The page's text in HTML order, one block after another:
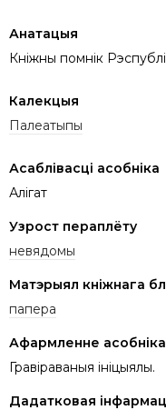
Анатацыя
Кніжны помнік
Калекцыя
Палеатыпы
Асаблівасці асобніка
Алігат
Узрост пераплёту
невядомы
Матэрыял кніжнага
папера
Афармленне асобніка
Гравіраваныя ініцыялы.
Дадатковая